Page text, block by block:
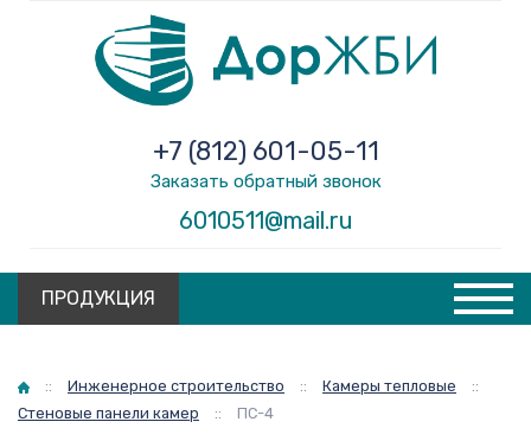
6010511@mail.ru
+7 (812) 601-05-11
Заказать обратный звонок
ПРОДУКЦИЯ
Главная
:: Инженерное строительство :: Камеры тепловые
::
Стеновые панели камер
:: ПС-4